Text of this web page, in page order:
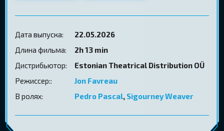
Дата выпуска:
22.05.2026
Длина фильма:
2h 13 min
Дистрибьютор:
Estonian Theatrical Distribution OÜ
Режиссер::
Jon Favreau
В ролях:
Pedro Pascal, Sigourney Weaver